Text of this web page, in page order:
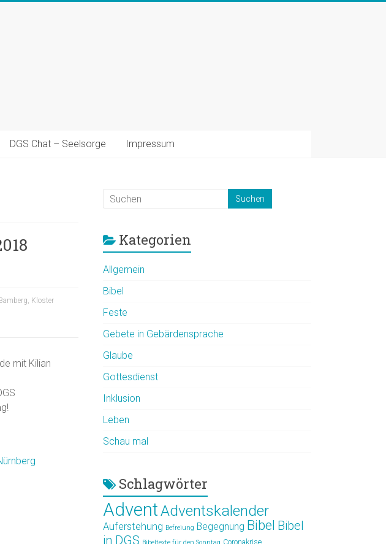
DGS Chat – Seelsorge Impressum
, Kloster
mit Kilian
Kategorien
Allgemein
Bibel
Feste
Gebete in Gebärdensprache
Glaube
Gottesdienst
Inklusion
Leben
Schau mal
Schlagwörter
AdventAdventskalender
Auferstehung Befreiung Begegnung Bibel Bibel
in DGS
Coronakrise